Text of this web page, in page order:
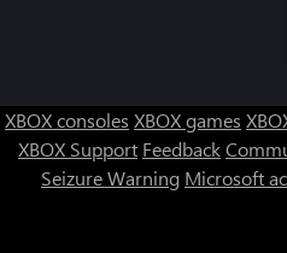
XBOX consoles XBOX games
XBOX Support Feedback
Seizure Warning Microsoft